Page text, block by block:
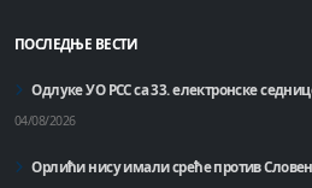
ПОСЛЕДЊЕ ВЕСТИ
Одлуке УО РСС са 33. електронске
04/08/2026
Орлићи нису имали среће против